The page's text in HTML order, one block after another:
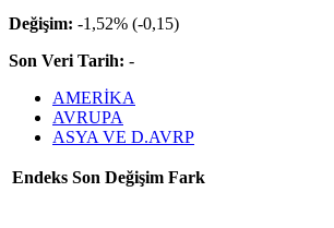
Değişim: -1,52% (-0,15)
Son Veri Tarih: -
AMERİKA
AVRUPA
ASYA VE D.AVRP
Endeks Son Değişim Fark